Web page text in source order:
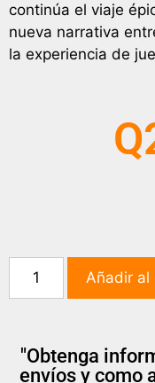
continúa el viaje
nueva narrativa
la experiencia de
Q
Añadir al
"Obtenga
envíos y como